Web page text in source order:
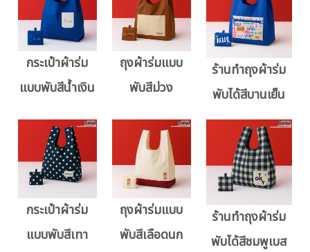
กระเป๋าผ้าร่ม
แบบพับสีน้ำเงิน
ถุงผ้าร่มแบบ
พับสีม่วง
ร้านทำถุงผ้าร่ม
พับได้สีบานเย็น
กระเป๋าผ้าร่ม
แบบพับสีเทา
ถุงผ้าร่มแบบ
พับสีเลือดนก
ร้านทำถุงผ้าร่ม
พับได้สีชมพูเบส